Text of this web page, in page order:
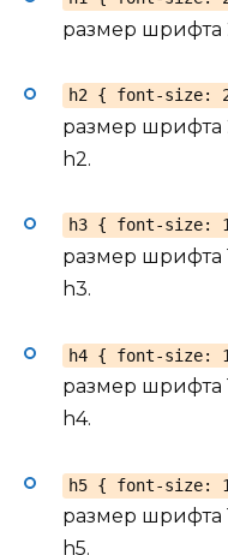
размер шрифта
h2 { font-size:
размер шрифта
h2.
h3 { font-size:
размер шрифта
h3.
h4 { font-size:
размер шрифта
h4.
h5 { font-size:
размер шрифта
h5.